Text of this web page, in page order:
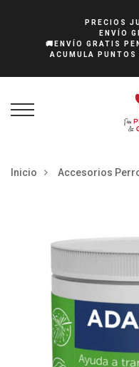
PRECIOS
ENVÍO
🚚ENVÍO GRATIS
ACUMULA PUNTOS
Inicio Accesorios